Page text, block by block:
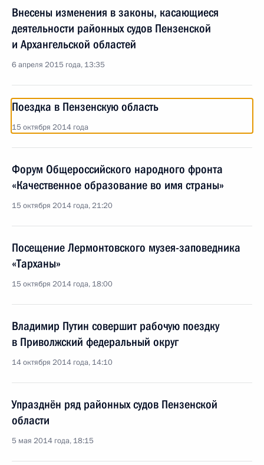
Внесены изменения в законы, касающиеся
деятельности районных судов Пензенской
и Архангельской областей
6 апреля 2015 года, 13:35
Поездка в Пензенскую область
15 октября 2014 года
Форум Общероссийского народного фронта
«Качественное образование во имя страны»
15 октября 2014 года, 21:20
Посещение Лермонтовского музея-заповедника
«Тарханы»
15 октября 2014 года, 18:00
Владимир Путин совершит рабочую поездку
в Приволжский федеральный округ
14 октября 2014 года, 14:10
Упразднён ряд районных судов Пензенской
области
5 мая 2014 года, 18:15